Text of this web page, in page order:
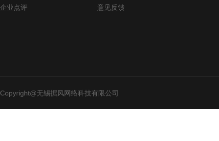
企业点评
意见反馈
Copyright@无锡据风网络科技有限公司